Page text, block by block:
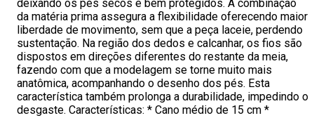
deixando os pés secos e bem protegidos. A combinação
da matéria prima assegura a flexibilidade oferecendo maior
liberdade de movimento, sem que a peça laceie, perdendo
sustentação. Na região dos dedos e calcanhar, os fios são
dispostos em direções diferentes do restante da meia,
fazendo com que a modelagem se torne muito mais
anatômica, acompanhando o desenho dos pés. Esta
característica também prolonga a durabilidade, impedindo o
desgaste. Características: * Cano médio de 15 cm *